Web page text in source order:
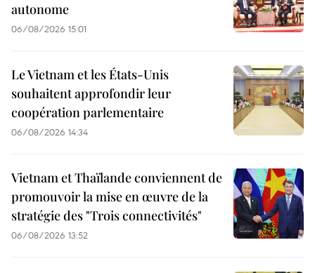
autonome
06/08/2026 15:01
Le Vietnam et les États-Unis
souhaitent approfondir leur
coopération parlementaire
06/08/2026 14:34
Vietnam et Thaïlande conviennent de
promouvoir la mise en œuvre de la
stratégie des "Trois connectivités"
06/08/2026 13:52